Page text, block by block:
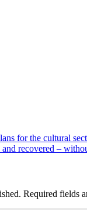
for the cultural
recovered –
Required fields